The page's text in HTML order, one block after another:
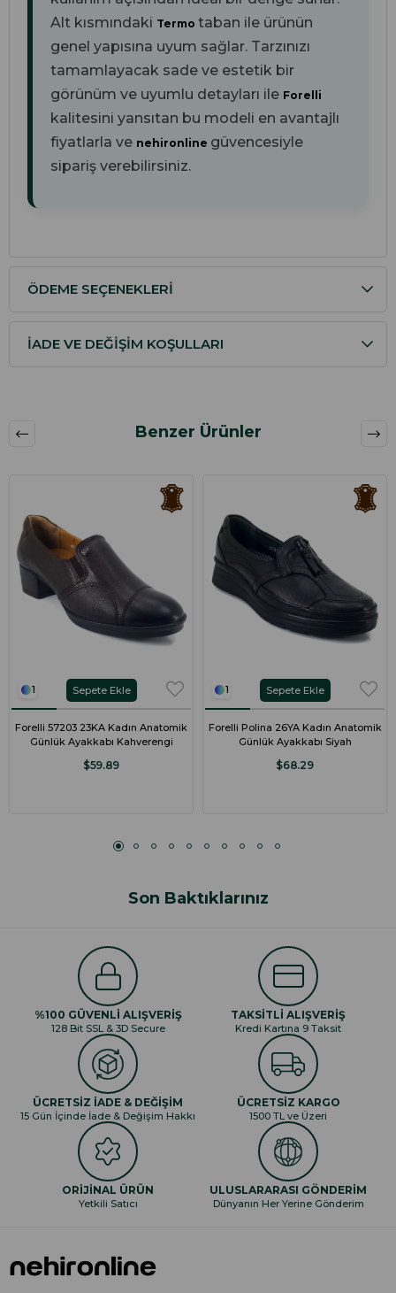
Alt kısmındaki Termo taban ile ürünün
genel yapısına uyum sağlar. Tarzınızı
tamamlayacak sade ve estetik bir
görünüm ve uyumlu detayları ile Forelli
kalitesini yansıtan bu modeli en avantajlı
fiyatlarla ve nehironline güvencesiyle
sipariş verebilirsiniz.
ÖDEME SEÇENEKLERI
İADE VE DEĞIŞIM KOŞULLARI
Benzer Ürünler
1
Forelli 57203 23KA Kadın Anatomik
Günlük Ayakkabı Kahverengi
$59.89
Sepete Ekle 1
Forelli Polina 26YA Kadın Anatomik
Günlük Ayakkabı Siyah
$68.29
Sepete Ekle
Son Baktıklarınız
%100 GÜVENLİ ALIŞVERİŞ
128 Bit SSL & 3D Secure
TAKSİTLİ ALIŞVERİŞ
Kredi Kartına 9 Taksit
ÜCRETSİZ İADE & DEĞİŞİM
15 Gün İçinde İade & Değişim Hakkı
ÜCRETSİZ KARGO
1500 TL ve Üzeri
ORİJİNAL ÜRÜN
Yetkili Satıcı
ULUSLARARASI GÖNDERİM
Dünyanın Her Yerine Gönderim